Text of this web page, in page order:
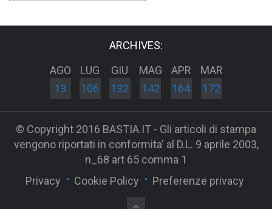
ARCHIVES:
AGO
13
LUG
106
GIU
132
MAG
142
APR
164
MAR
172
© Copyright 2016 BASTIA.IT - Gli articoli di stampa
vengono riportati in conformita' al D.L. 9 aprile 2003,
n_68 art 65 comma 1
Privacy
Cookie Policy Preferenze privacy